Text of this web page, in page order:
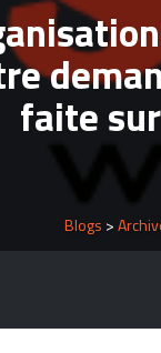
faite
Blogs >